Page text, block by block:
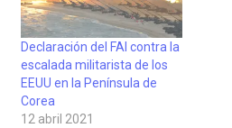
Declaración del FAI contra la
escalada militarista de los
EEUU en la Península de
Corea
12 abril 2021